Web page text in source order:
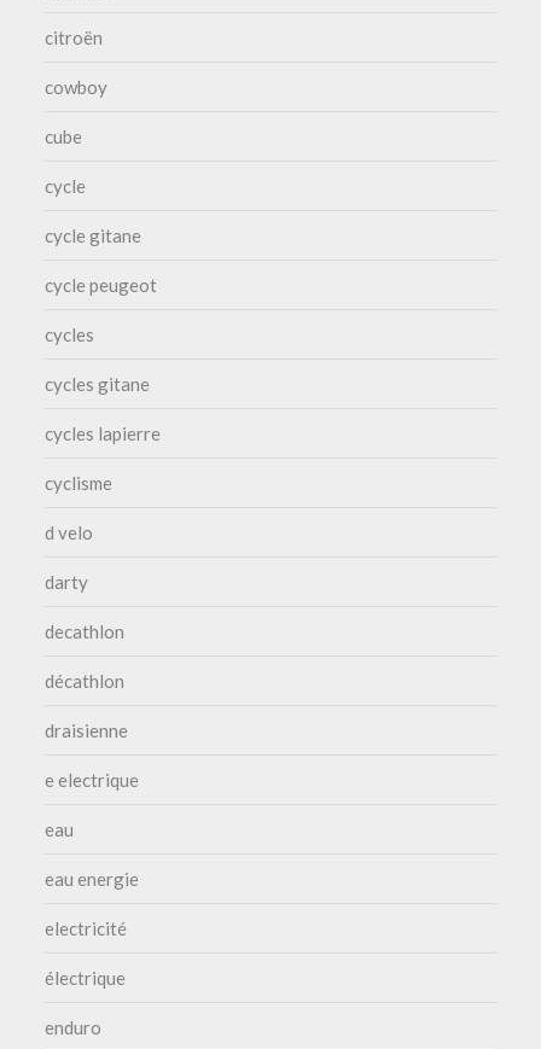
citroën
cowboy
cube
cycle
cycle gitane
cycle peugeot
cycles
cycles gitane
cycles lapierre
cyclisme
d velo
darty
decathlon
décathlon
draisienne
e electrique
eau
eau energie
electricité
électrique
enduro